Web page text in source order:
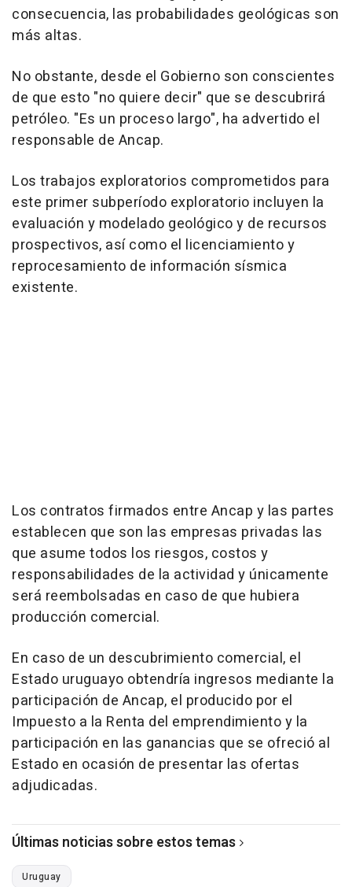
consecuencia, las probabilidades geológicas son
más altas.
No obstante, desde el Gobierno son conscientes
de que esto "no quiere decir" que se descubrirá
petróleo. "Es un proceso largo", ha advertido el
responsable de Ancap.
Los trabajos exploratorios comprometidos para
este primer subperíodo exploratorio incluyen la
evaluación y modelado geológico y de recursos
prospectivos, así como el licenciamiento y
reprocesamiento de información sísmica
existente.
Los contratos firmados entre Ancap y las partes
establecen que son las empresas privadas las
que asume todos los riesgos, costos y
responsabilidades de la actividad y únicamente
será reembolsadas en caso de que hubiera
producción comercial.
En caso de un descubrimiento comercial, el
Estado uruguayo obtendría ingresos mediante la
participación de Ancap, el producido por el
Impuesto a la Renta del emprendimiento y la
participación en las ganancias que se ofreció al
Estado en ocasión de presentar las ofertas
adjudicadas.
Últimas noticias sobre estos temas
Uruguay